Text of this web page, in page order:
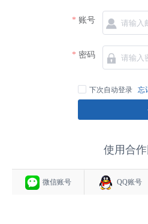
账号
密码
下次自动登录 忘
使用合
微信账号 QQ账号